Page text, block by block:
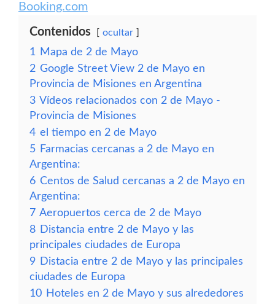
Booking.com
Contenidos ocultar
1
Mapa de 2 de Mayo
2 Google Street View 2 de Mayo en
Provincia de Misiones en Argentina
3 Vídeos relacionados con 2 de Mayo -
Provincia de Misiones
4 el tiempo en 2 de Mayo
5 Farmacias cercanas a 2 de Mayo en
Argentina:
6 Centos de Salud cercanas a 2 de Mayo en
Argentina:
7 Aeropuertos cerca de 2 de Mayo
8 Distancia entre 2 de Mayo y las
principales ciudades de Europa
9 Distacia entre 2 de Mayo y las principales
ciudades de Europa
10 Hoteles en 2 de Mayo y sus alrededores